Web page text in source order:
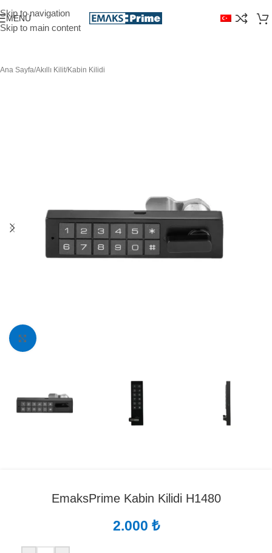
Skip to navigation
Skip to main content
MENÜ
Ana Sayfa/Akıllı Kilit/Kabin Kilidi
Fotoğrafı Büyüt
EmaksPrime Kabin Kilidi H1480
2.000 ₺